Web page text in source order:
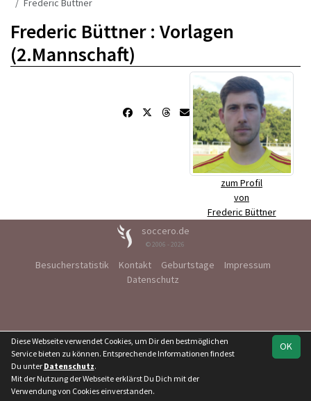
Frederic Büttner
Frederic Büttner : Vorlagen
(2.Mannschaft)
zum Profil
von
Frederic Büttner
soccero.de
© 2006 - 2026
Besucherstatistik Kontakt Geburtstage
Impressum
Datenschutz
OK
Diese Webseite verwendet Cookies, um Dir den bestmöglichen
Service bieten zu können. Entsprechende Informationen findest
Du unter Datenschutz.
Mit der Nutzung der Webseite erklärst Du Dich mit der
Verwendung von Cookies einverstanden.